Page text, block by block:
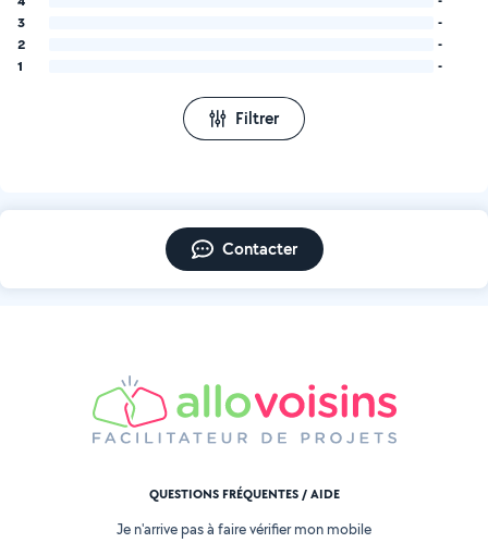
3
-
2
-
1
-
Filtrer
Contacter
QUESTIONS FRÉQUENTES / AIDE
Je n'arrive pas à faire vérifier mon mobile